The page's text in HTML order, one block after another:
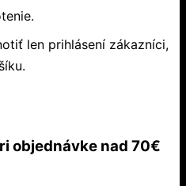
len prihlásení zákazníci,
objednávke nad 70€